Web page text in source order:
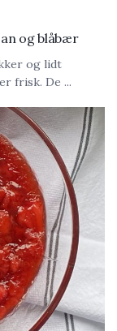
og blåbær
og lidt
frisk. De ...